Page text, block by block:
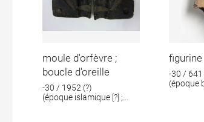
moule d'orfèvre ;
boucle d'oreille
-30 / 1952 (?)
(époque islamique [?] ;
figurine
-30 / 641
(époque